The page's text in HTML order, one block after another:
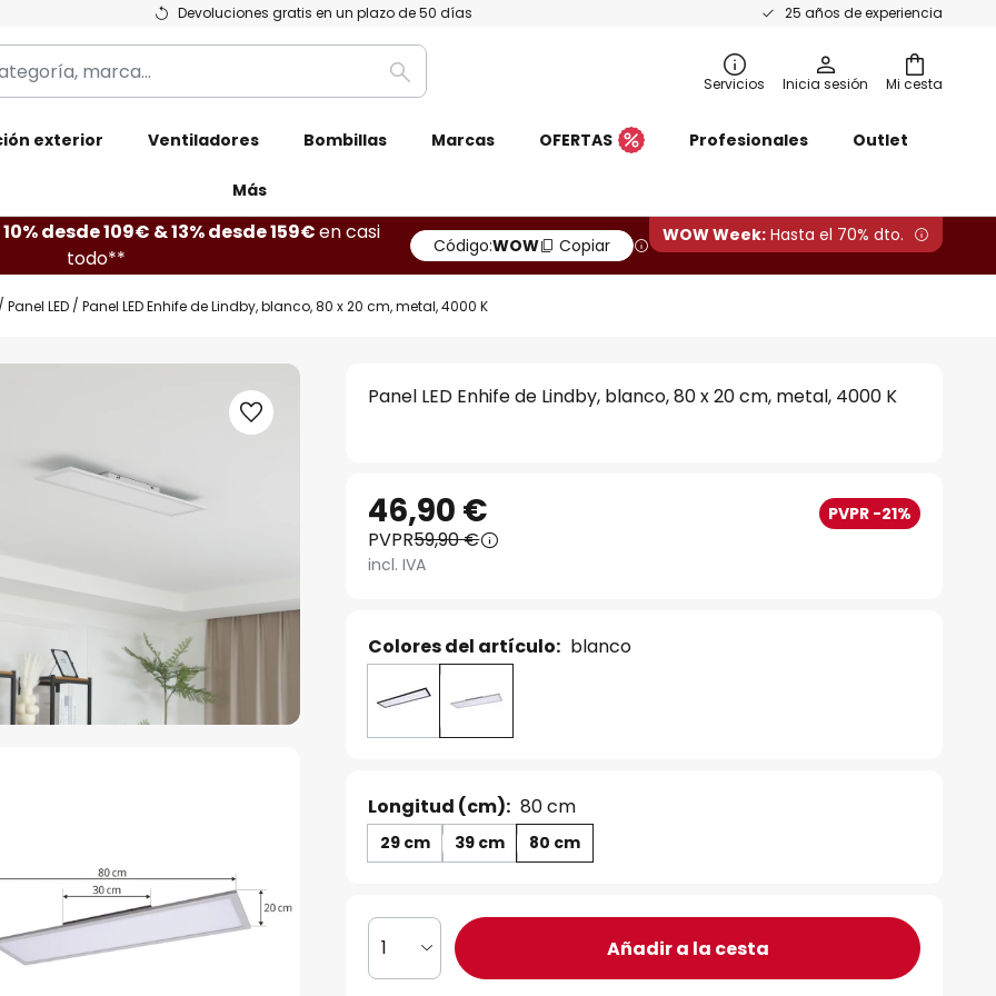
Devoluciones gratis en un plazo de 50 días 25 años de experiencia
Mi cesta
Buscar Servicios Inicia sesión
exterior Ventiladores Bombillas Marcas OFERTAS Profesionales Outlet
Más
10% desde 109€ & 13% desde 159€en casi
todo**
Código:WOW Copiar WOW Week: Hasta el 70% dto.
Panel LED Panel LED Enhife de Lindby, blanco, 80 x 20 cm, metal, 4000 K
Panel LED Enhife de Lindby, blanco, 80 x 20 cm, metal, 4000 K
46,90 € PVPR -21%
PVPR59,90 €
incl. IVA
Colores del artículo: blanco
Longitud (cm): 80 cm
29 cm 39 cm 80 cm
1 Añadir a la cesta